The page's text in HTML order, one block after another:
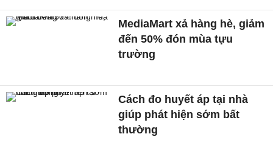
MediaMart xả hàng hè, giảm
đến 50% đón mùa tựu
trường
Cách đo huyết áp tại nhà
giúp phát hiện sớm bất
thường